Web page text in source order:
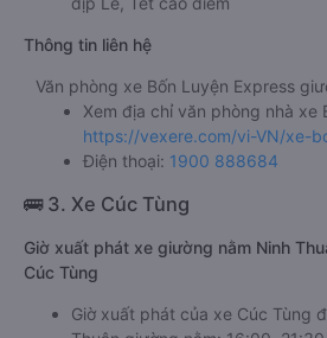
Thông tin liên hệ
Văn phòng xe Bốn Luyện Express
Xem địa chỉ văn phòng nhà xe
https://vexere.com/vi-VN/xe-
Điện thoại: 1900 888684
🚌 3. Xe Cúc Tùng
Giờ xuất phát xe giường nằm Ninh
Cúc Tùng
Giờ xuất phát của xe Cúc Tùng